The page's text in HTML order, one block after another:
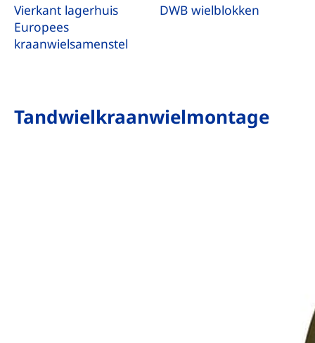
Vierkant lagerhuis
Europees
kraanwielsamenstel
DWB wielblokken
Tandwielkraanwielmontage